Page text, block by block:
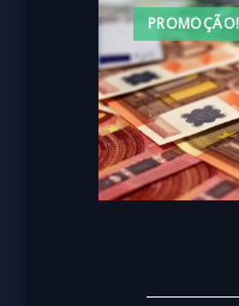
PROMOÇÃO!